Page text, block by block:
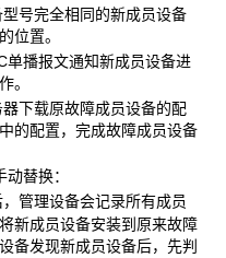
号完全相同的新成员设备
位置。
播报文通知新成员设备进
。
下载原故障成员设备的配
的配置，完成故障成员设备
替换：
管理设备会记录所有成员
新成员设备安装到原来故障
备发现新成员设备后，先判